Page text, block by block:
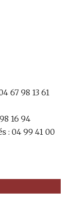
67 98 13 61
16 94
: 04 99 41 00